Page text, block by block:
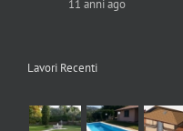
11 anni ago
Lavori Recenti